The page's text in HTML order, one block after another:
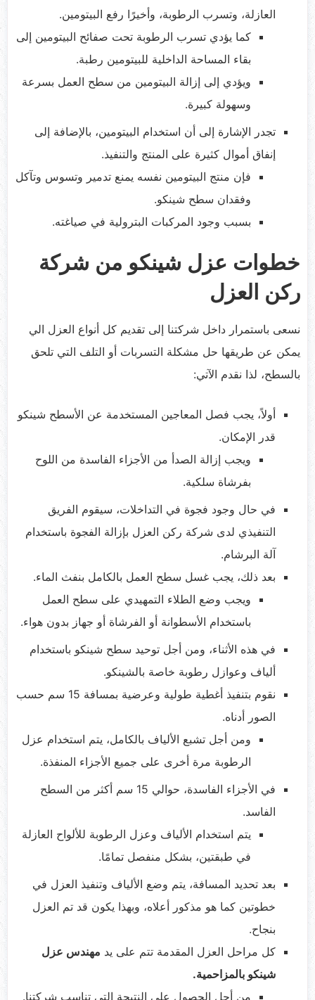
العازلة، وتسرب الرطوبة، وأخيرًا رفع البيتومين.
كما يؤدي تسرب الرطوبة تحت صفائح البيتومين إلى
بقاء المساحة الداخلية للبيتومين رطبة.
ويؤدي إلى إزالة البيتومين من سطح العمل بسرعة
وسهولة كبيرة.
تجدر الإشارة إلى أن استخدام البيتومين، بالإضافة إلى
إنفاق أموال كثيرة على المنتج والتنفيذ.
فإن منتج البيتومين نفسه يمنع تدمير وتسوس وتآكل
وفقدان سطح شينكو.
بسبب وجود المركبات البترولية في صياغته.
خطوات عزل شينكو من شركة
ركن العزل
نسعى باستمرار داخل شركتنا إلى تقديم كل أنواع العزل الي
يمكن عن طريقها حل مشكلة التسربات أو التلف التي تلحق
بالسطح، لذا نقدم الآتي:
أولاً، يجب فصل المعاجين المستخدمة عن الأسطح شينكو
قدر الإمكان.
ويجب إزالة الصدأ من الأجزاء الفاسدة من اللوح
بفرشاة سلكية.
في حال وجود فجوة في التداخلات، سيقوم الفريق
التنفيذي لدى شركة ركن العزل بإزالة الفجوة باستخدام
آلة البرشام.
بعد ذلك، يجب غسل سطح العمل بالكامل بنفث الماء.
ويجب وضع الطلاء التمهيدي على سطح العمل
باستخدام الأسطوانة أو الفرشاة أو جهاز بدون هواء.
في هذه الأثناء، ومن أجل توحيد سطح شينكو باستخدام
ألياف وعوازل رطوبة خاصة بالشينكو.
نقوم بتنفيذ أغطية طولية وعرضية بمسافة 15 سم حسب
الصور أدناه.
ومن أجل تشبع الألياف بالكامل، يتم استخدام عزل
الرطوبة مرة أخرى على جميع الأجزاء المنفذة.
في الأجزاء الفاسدة، حوالي 15 سم أكثر من السطح
الفاسد.
يتم استخدام الألياف وعزل الرطوبة للألواح العازلة
في طبقتين، بشكل منفصل تمامًا.
بعد تحديد المسافة، يتم وضع الألياف وتنفيذ العزل في
خطوتين كما هو مذكور أعلاه، وبهذا يكون قد تم العزل
بنجاح.
كل مراحل العزل المقدمة تتم على يد مهندس عزل
شينكو بالمزاحمية.
من أجل الحصول على النتيجة التي تناسب شركتنا.